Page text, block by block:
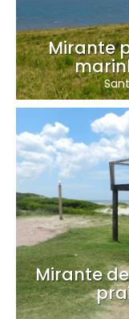
Mirante
Mirante